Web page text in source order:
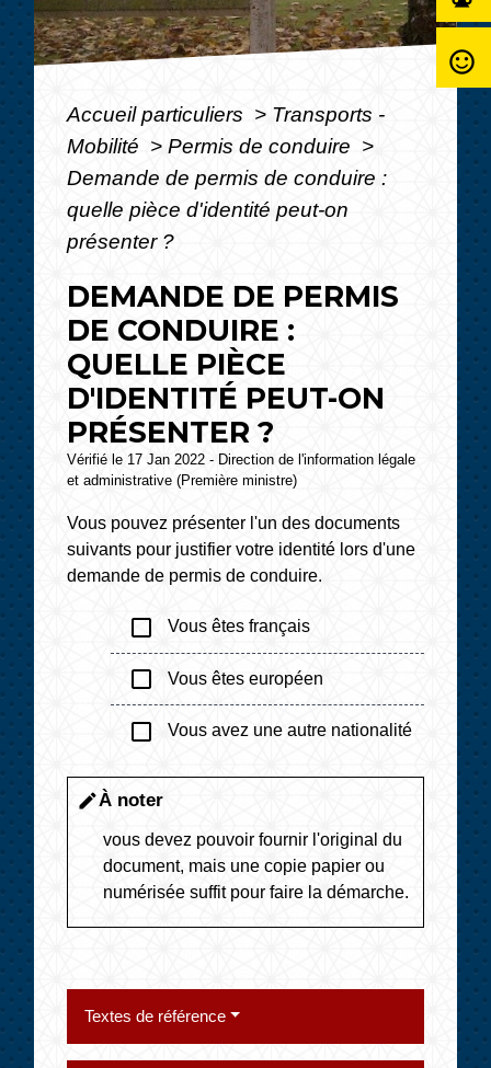
Accueil particuliers > Transports -
Mobilité > Permis de conduire >
Demande de permis de conduire :
quelle pièce d'identité peut-on
présenter ?
DEMANDE DE PERMIS
DE CONDUIRE :
QUELLE PIÈCE
D'IDENTITÉ PEUT-ON
PRÉSENTER ?
Vérifié le 17 Jan 2022 - Direction de l'information légale
et administrative (Première ministre)
Vous pouvez présenter l'un des documents
suivants pour justifier votre identité lors d'une
demande de permis de conduire.
check_box_outline_blank Vous êtes français
check_box_outline_blank Vous êtes européen
check_box_outline_blank Vous avez une autre nationalité
editÀ noter
vous devez pouvoir fournir l'original du
document, mais une copie papier ou
numérisée suffit pour faire la démarche.
Textes de référence
sentiment_satisfied_alt